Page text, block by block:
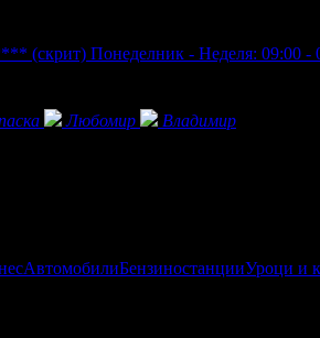
(скрит) Понеделник - Неделя: 09:00 -
Любомир
Владимир
АвтомобилиБензиностанцииУроци и